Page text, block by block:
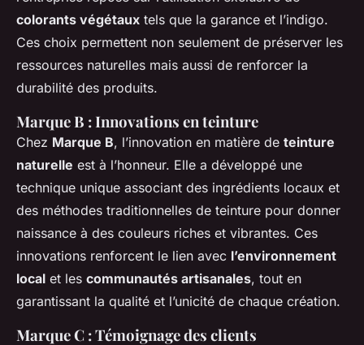
colorants végétaux tels que la garance et l’indigo.
Ces choix permettent non seulement de préserver les
ressources naturelles mais aussi de renforcer la
durabilité des produits.
Marque B : Innovations en teinture
Chez Marque B, l’innovation en matière de teinture
naturelle est à l’honneur. Elle a développé une
technique unique associant des ingrédients locaux et
des méthodes traditionnelles de teinture pour donner
naissance à des couleurs riches et vibrantes. Ces
innovations renforcent le lien avec l’environnement
local et les communautés artisanales, tout en
garantissant la qualité et l’unicité de chaque création.
Marque C : Témoignage des clients